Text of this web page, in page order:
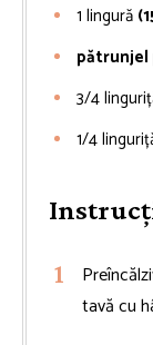
1 lingură
pătrunjel
3/4
1/4
tavă cu